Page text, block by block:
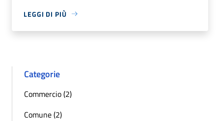
LEGGI DI PIÙ
Categorie
Commercio (2)
Comune (2)